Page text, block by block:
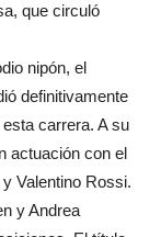
que circuló
nipón, el
definitivamente
carrera. A su
actuación con el
Valentino Rossi.
y Andrea